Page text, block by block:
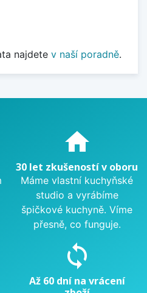
najdete v naší poradně.
home
30 let zkušeností v oboru
Máme vlastní kuchyňské
studio a vyrábíme
špičkové kuchyně. Víme
přesně, co funguje.
sync
Až 60 dní na vrácení